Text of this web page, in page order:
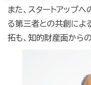
また、スタートアップ
る第三者との共創によ
拓も、知的財産面から